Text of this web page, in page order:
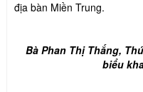
địa bàn Miền Trung.
Bà Phan Thị Thắng,
biểu